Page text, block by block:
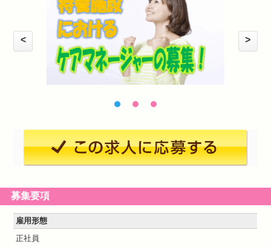
< >
募集要項
雇用形態
正社員